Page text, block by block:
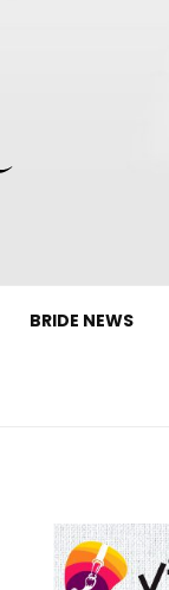
BRIDE NEWS